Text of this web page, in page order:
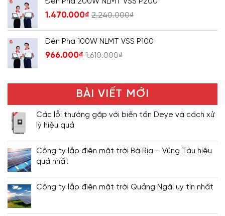
Đèn Pha 200W NLMT VSS P200
1.470.000₫ 2.240.000₫
Đèn Pha 100W NLMT VSS P100
966.000₫ 1.610.000₫
BÀI VIẾT MỚI
Các lỗi thường gặp với biến tần Deye và cách xử
lý hiệu quả
Công ty lắp điện mặt trời Bà Rịa – Vũng Tàu hiệu
quả nhất
Công ty lắp điện mặt trời Quảng Ngãi uy tín nhất